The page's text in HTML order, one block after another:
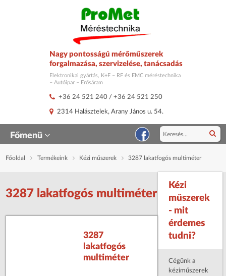
Nagy pontosságú mérőműszerek
forgalmazása, szervizelése, tanácsadás
Elektronikai gyártás, K+F – RF és EMC méréstechnika
– Autóipar – Erősáram
+36 24 521 240 /+36 24 521 250
2314 Halásztelek, Arany János u. 54.
Főmenü
Főoldal Termékeink Kézi műszerek 3287 lakatfogós multiméter
3287 lakatfogós multiméter
3287
lakatfogós
multiméter
Kézi
műszerek
- mit
érdemes
tudni?
Cégünk a
kéziműszerek